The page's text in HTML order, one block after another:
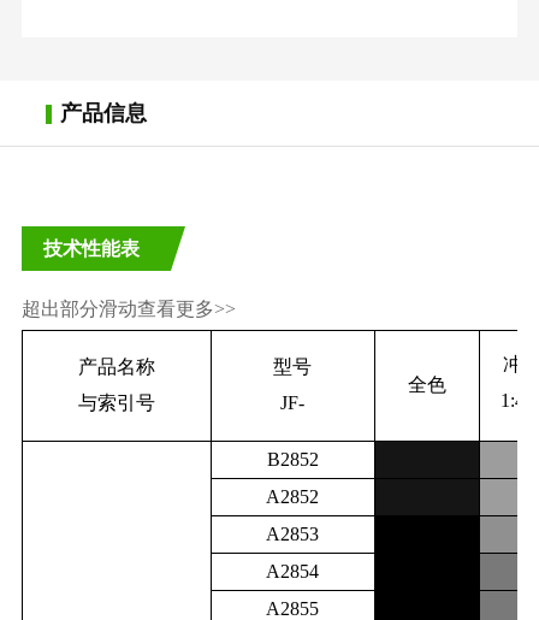
产品信息
技术性能表
超出部分滑动查看更多>>
产品名称
与索引号
型号
JF-
全色
冲
B2852
A2852
A2853
A2854
A2855